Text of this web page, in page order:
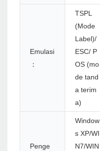
Emulasi
：
TSPL
(Mode
Label)/
ESC/ P
OS (mo
de tand
a terim
a)
Penge
Window
s XP/WI
N7/WIN